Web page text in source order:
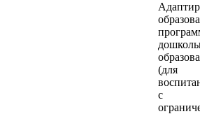
(для
с